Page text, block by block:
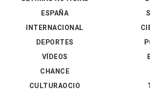
ESPAÑA
INTERNACIONAL
DEPORTES
VÍDEOS
CHANCE
CULTURAOCIO